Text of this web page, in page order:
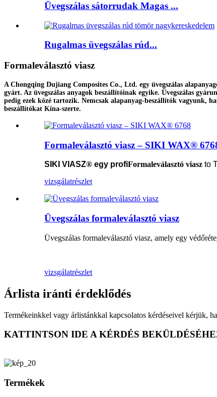
Üvegszálas sátorrudak Magas ...
Rugalmas üvegszálas rúd...
Formaleválasztó viasz
A Chongqing Dujiang Composites Co., Ltd. egy üvegszálas
gyárt. Az üvegszálas anyagok beszállítóinak egyike. Üvegszálas
pedig ezek közé tartozik. Nemcsak alapanyag-beszállítók vagyunk,
beszállítókat Kína-szerte.
Formaleválasztó viasz – SIKI WAX®
SIKI VIASZ® egy profiFormaleválasztó viasz to
vizsgálatrészlet
Üvegszálas formaleválasztó viasz
Üvegszálas formaleválasztó viasz, amely egy
vizsgálatrészlet
Árlista iránti érdeklődés
Termékeinkkel vagy árlistánkkal kapcsolatos kérdéseivel kérjük,
KATTINTSON IDE A KÉRDÉS
Termékek